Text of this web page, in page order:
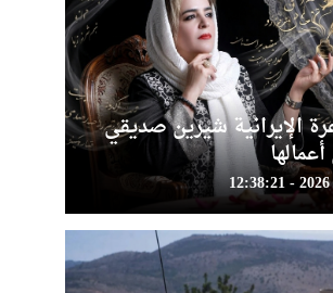
الإيرانية شيرين صديقي